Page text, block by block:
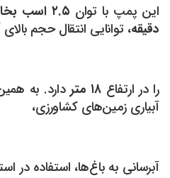
این پمپ با توان ۲.۵ اسب بخار
دقیقه، توانایی انتقال حجم
را در ارتفاع ۱۸ متر
دارد. به
آبیاری زمین‌های کشاورزی،
آبرسانی به باغ‌ها، استفاده